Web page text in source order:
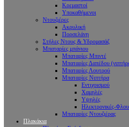
Κρεμαστοί
Υποκαθήμενοι
Ντουζιέρες
Ακρυλική
Πορσελάνη
Στήλες Ντους & Υδρομασάζ
Μπαταρίες μπάνιου
Μπαταρίες Μπιντέ
Μπαταρίες Δαπέδου
Μπαταρίες Λουτρού
Μπαταρίες Νιπτήρα
Εντιχοισμού
Χαμηλές
Υψηλές
Ηλεκτρονικές-
Μπαταρίες Ντουζιέρας
Πλακάκια